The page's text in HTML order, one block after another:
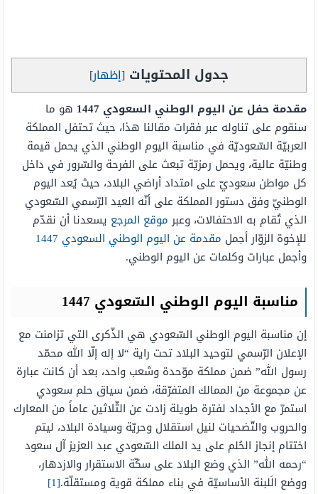
جدول المحتويات [إظهار]
مقدمة حفل عن اليوم الوطني السعودي 1447
هو ما
سنقوم على تناوله عبر فقرات مقالنا هذا، حيث تحتفل المملكة
العربيّة السّعوديّة في مناسبة اليوم الوطني الذي يحمل قيمة
وطنيّة عالية، ويحمل رمزيّة تبعث على الفرحة والسّرور في داخل
كل مواطن سعوديّ على امتداد أراضي البلاد، حيث يُعد اليوم
الوطنيّ وفق دستور المملكة على أنّه العيد الرّسمي السّعودي
الذي تُقام به الاحتفالات، وعبرموقع المرجع يسعدنا أن نقدّم
للإخوة الزوّار أجمل مقدمة عن اليوم الوطني السعودي 1447
وأجمل عبارات وكلمات عن اليوم الوطني.
مناسبة اليوم الوطني السّعودي 1447
إن مناسبة اليوم الوطني السّعودي هي الذّكرى التي تزامنت مع
الإعلان الرّسمي لتوحيد البلاد تحت راية “لا إله إلّا الله محمّد
رسول الله” ضمن مملكة موّحدة وشعب واحد، بعد أن كانت عبارة
عن مجموعة من الممالك المتفرّقة، ضمن سياق حلم سعودي
استمرّ مع الأجداد لفترة طويلة زادت عن الثّلاثين عاماً من المعارك
والحروب والتّضحيات لنيل استقلال وحريّة وسيادة البلاد، ليتم
اختتام إنجاز الحُلم على يد الملك السّعودي عبد العزيز آل سعود
“رحمه الله” الذي وضع البلاد على سكّة الاستقرار والازدهار،
ووضع الَلبنة الأساسيّة في بناء مملكة قوية ومستقلّة.[1]